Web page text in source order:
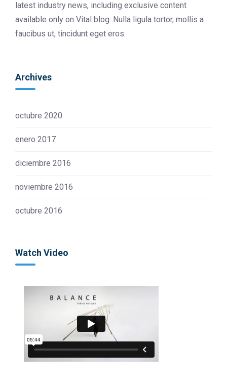
latest industry news, including exclusive content
available only on Vital blog. Nulla ligula tortor, mollis a
faucibus ut, tincidunt eget eros.
Archives
octubre 2020
enero 2017
diciembre 2016
noviembre 2016
octubre 2016
Watch Video